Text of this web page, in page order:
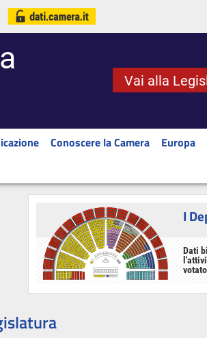
Vai alla
Conoscere la Camera Europa
I
Dati